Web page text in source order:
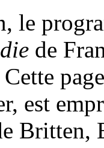
le
de
Cette
est
Britten,